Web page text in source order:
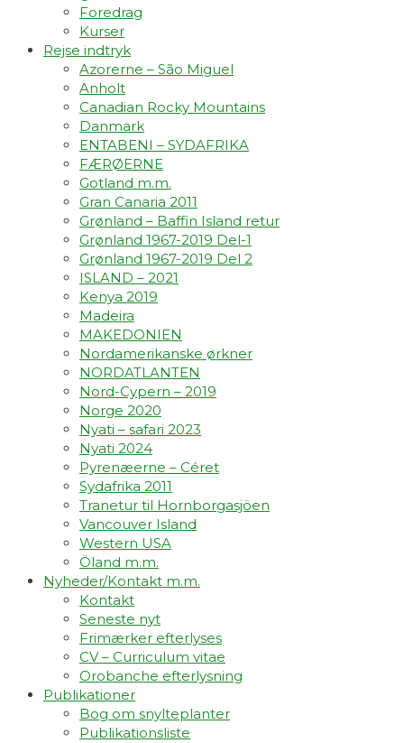
Foredrag
Kurser
Rejse indtryk
Azorerne – São Miguel
Anholt
Canadian Rocky Mountains
Danmark
ENTABENI – SYDAFRIKA
FÆRØERNE
Gotland m.m.
Gran Canaria 2011
Grønland – Baffin Island retur
Grønland 1967-2019 Del-1
Grønland 1967-2019 Del 2
ISLAND – 2021
Kenya 2019
Madeira
MAKEDONIEN
Nordamerikanske ørkner
NORDATLANTEN
Nord-Cypern – 2019
Norge 2020
Nyati – safari 2023
Nyati 2024
Pyrenæerne – Céret
Sydafrika 2011
Tranetur til Hornborgasjöen
Vancouver Island
Western USA
Öland m.m.
Nyheder/Kontakt m.m.
Kontakt
Seneste nyt
Frimærker efterlyses
CV – Curriculum vitae
Orobanche efterlysning
Publikationer
Bog om snylteplanter
Publikationsliste